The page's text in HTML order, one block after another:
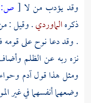
وقد يؤدب من لا [ ص:
ذكرهالماوردي. وقيل :
. وقد دعا نوح على
نزه ربه عن الظلم
ومثل هذا قولآدم وحواء
وضعهما أنفسهما في غير